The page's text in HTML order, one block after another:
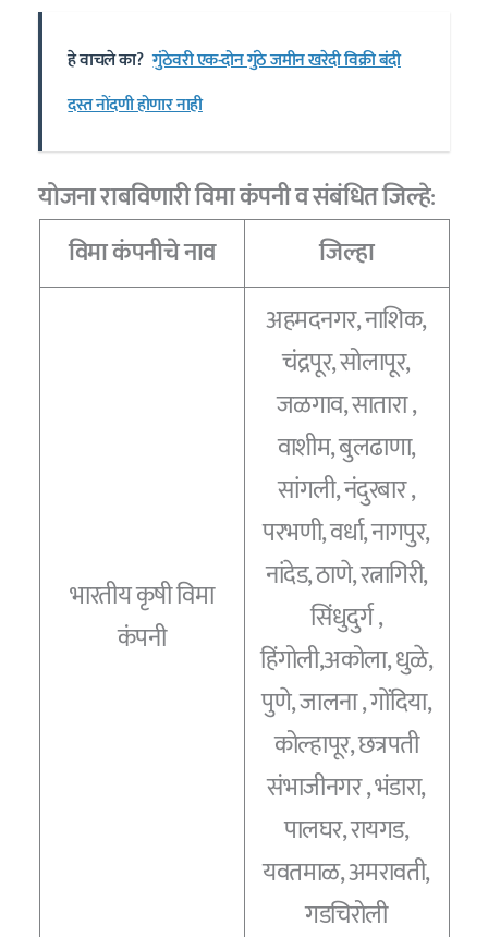
हे वाचले का? गुंठेवरी एक-दोन गुंठे जमीन खरेदी विक्री बंदी
दस्त नोंदणी होणार नाही
योजना राबविणारी विमा कंपनी व संबंधित जिल्हे:
विमा कंपनीचे नाव
जिल्हा
भारतीय कृषी विमा
कंपनी
अहमदनगर, नाशिक,
चंद्रपूर, सोलापूर,
जळगाव, सातारा ,
वाशीम, बुलढाणा,
सांगली, नंदुरबार ,
परभणी, वर्धा, नागपुर,
नांदेड, ठाणे, रत्नागिरी,
सिंधुदुर्ग ,
हिंगोली,अकोला, धुळे,
पुणे, जालना , गोंदिया,
कोल्हापूर, छत्रपती
संभाजीनगर , भंडारा,
पालघर, रायगड,
यवतमाळ, अमरावती,
गडचिरोली